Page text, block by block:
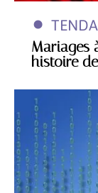
Mariages
histoire